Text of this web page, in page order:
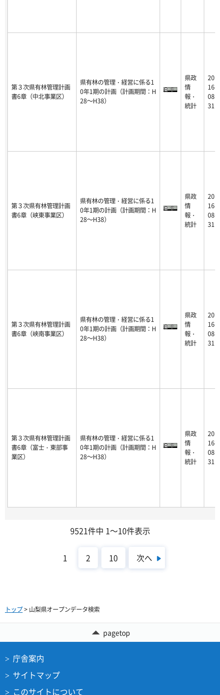
第３次県有林管理計画
書6章（中北事業区）
県有林の管理・経営に係る1
0年1期の計画（計画期間：H
28～H38）
県政
情
報・
統計
20
16-
08-
31
第３次県有林管理計画
書6章（峡東事業区）
県有林の管理・経営に係る1
0年1期の計画（計画期間：H
28～H38）
県政
情
報・
統計
20
16-
08-
31
第３次県有林管理計画
書6章（峡南事業区）
県有林の管理・経営に係る1
0年1期の計画（計画期間：H
28～H38）
県政
情
報・
統計
20
16-
08-
31
第３次県有林管理計画
書6章（富士・東部事
業区）
県有林の管理・経営に係る1
0年1期の計画（計画期間：H
28～H38）
県政
情
報・
統計
20
16-
08-
31
9521件中 1～10件表示
1 2 10 次へ
トップ> 山梨県オープンデータ検索
pagetop
庁舎案内
サイトマップ
このサイトについて